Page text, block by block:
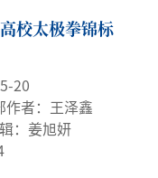
校太极拳锦标
20
作者：王泽鑫
：姜旭妍